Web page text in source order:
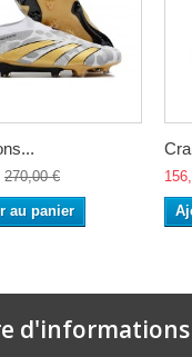
270,00 €
au panier
d'informations